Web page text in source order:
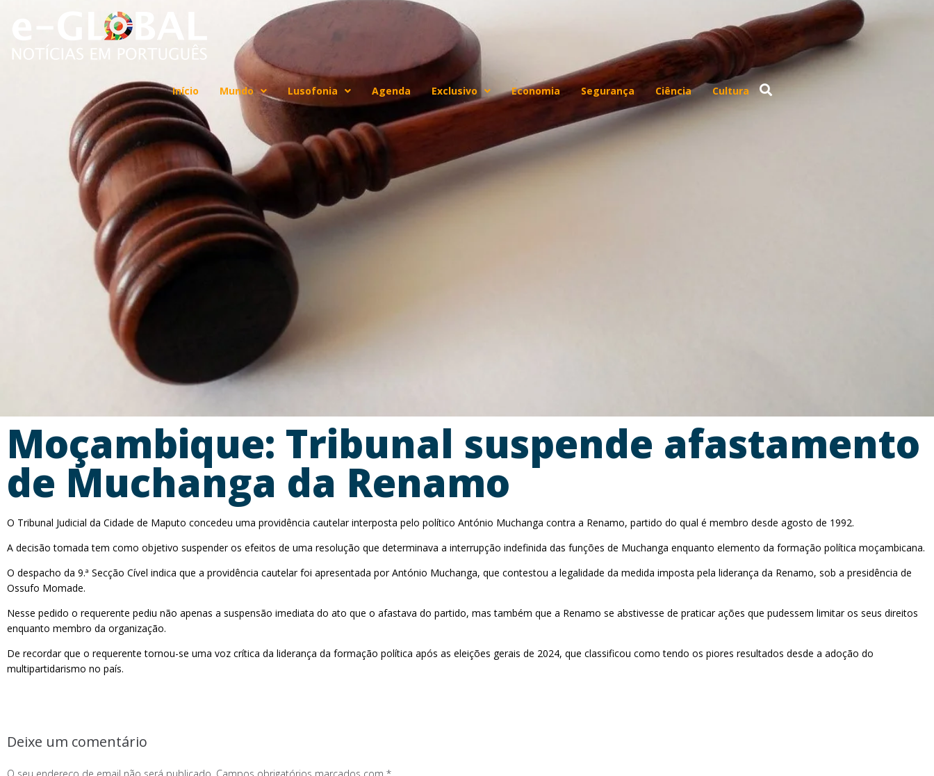
Início Mundo Lusofonia Agenda Exclusivo Economia Segurança Ciência Cultura
Moçambique: Tribunal suspende afastamento
de Muchanga da Renamo
O Tribunal Judicial da Cidade de Maputo concedeu uma providência cautelar interposta pelo político António Muchanga contra a Renamo, partido do qual é membro desde agosto de 1992.
A decisão tomada tem como objetivo suspender os efeitos de uma resolução que determinava a interrupção indefinida das funções de Muchanga enquanto elemento da formação política moçambicana.
O despacho da 9.ª Secção Cível indica que a providência cautelar foi apresentada por António Muchanga, que contestou a legalidade da medida imposta pela liderança da Renamo, sob a presidência de
Ossufo Momade.
Nesse pedido o requerente pediu não apenas a suspensão imediata do ato que o afastava do partido, mas também que a Renamo se abstivesse de praticar ações que pudessem limitar os seus direitos
enquanto membro da organização.
De recordar que o requerente tornou-se uma voz crítica da liderança da formação política após as eleições gerais de 2024, que classificou como tendo os piores resultados desde a adoção do
multipartidarismo no país.
Deixe um comentário